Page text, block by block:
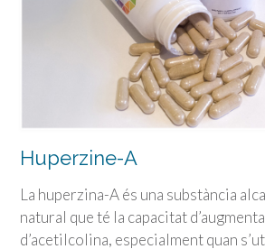
Huperzine-A
La huperzina-A és una substància
natural que té la capacitat
d’acetilcolina, especialment quan